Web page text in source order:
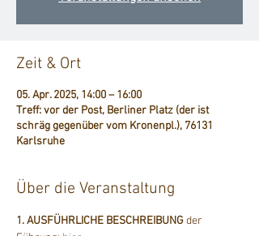
Zeit & Ort
05. Apr. 2025, 14:00 – 16:00
Treff: vor der Post, Berliner Platz (der ist
schräg gegenüber vom Kronenpl.), 76131
Karlsruhe
Über die Veranstaltung
1. AUSFÜHRLICHE BESCHREIBUNG der